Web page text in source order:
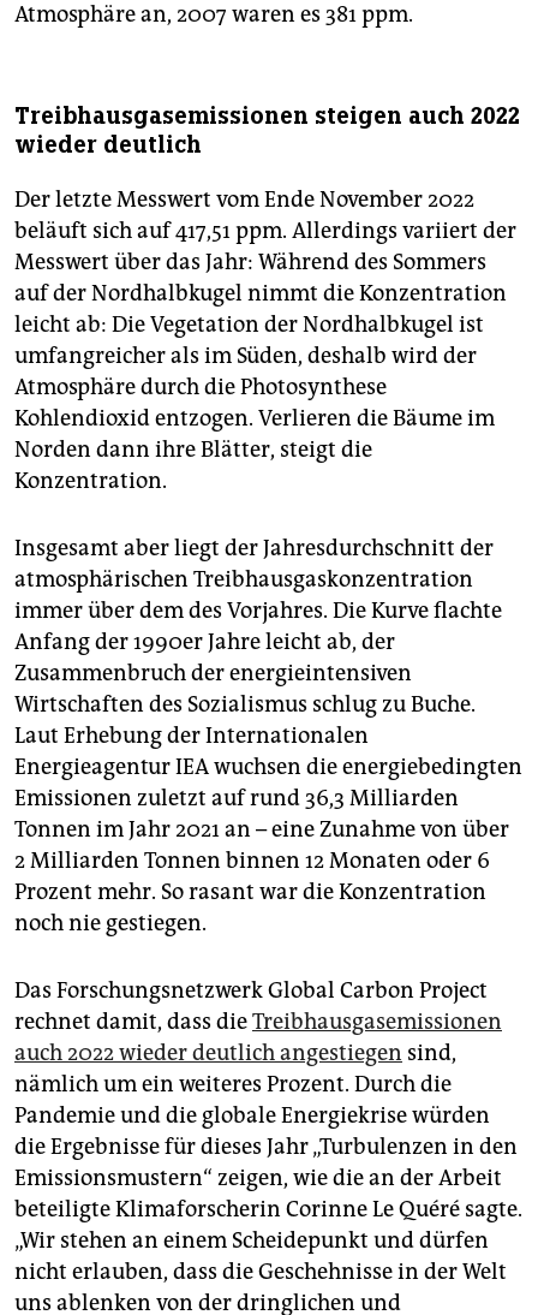
Atmosphäre an, 2007 waren es 381 ppm.
Treibhausgasemissionen steigen auch 2022
wieder deutlich
Der letzte Messwert vom Ende November 2022
beläuft sich auf 417,51 ppm. Allerdings variiert der
Messwert über das Jahr: Während des Sommers
auf der Nordhalbkugel nimmt die Konzentration
leicht ab: Die Vegetation der Nordhalbkugel ist
umfangreicher als im Süden, deshalb wird der
Atmosphäre durch die Photosynthese
Kohlendioxid entzogen. Verlieren die Bäume im
Norden dann ihre Blätter, steigt die
Konzentration.
Insgesamt aber liegt der Jahresdurchschnitt der
atmosphärischen Treibhausgaskonzentration
immer über dem des Vorjahres. Die Kurve flachte
Anfang der 1990er Jahre leicht ab, der
Zusammenbruch der energieintensiven
Wirtschaften des Sozialismus schlug zu Buche.
Laut Erhebung der Internationalen
Energieagentur IEA wuchsen die energiebedingten
Emissionen zuletzt auf rund 36,3 Milliarden
Tonnen im Jahr 2021 an – eine Zunahme von über
2 Milliarden Tonnen binnen 12 Monaten oder 6
Prozent mehr. So rasant war die Konzentration
noch nie gestiegen.
Das Forschungsnetzwerk Global Carbon Project
rechnet damit, dass dieTreibhausgasemissionen
auch 2022 wieder deutlich angestiegen sind,
nämlich um ein weiteres Prozent. Durch die
Pandemie und die globale Energiekrise würden
die Ergebnisse für dieses Jahr „Turbulenzen in den
Emissionsmustern“ zeigen, wie die an der Arbeit
beteiligte Klimaforscherin Corinne Le Quéré sagte.
„Wir stehen an einem Scheidepunkt und dürfen
nicht erlauben, dass die Geschehnisse in der Welt
uns ablenken von der dringlichen und